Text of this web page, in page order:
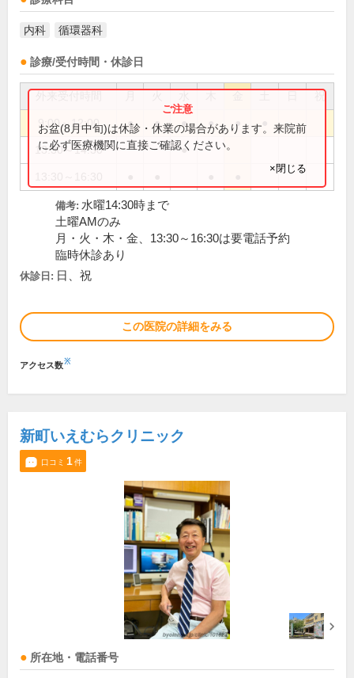
内科 循環器科
診療/受付時間・休診日
祝
9:00～12:00 ● ● ● ● ●
13:30～14:30 ●
お盆(8月中旬)は休診・休業の場合があります。来院前
に必ず医療機関に直接ご確認ください。
×閉じる
備考: 水曜14:30時まで
土曜AMのみ
月・火・木・金、13:30～16:30は要電話予約
臨時休診あり
休診日: 日、祝
この医院の詳細をみる
アクセス数※
新町いえむらクリニック
口コミ 1件
所在地・電話番号